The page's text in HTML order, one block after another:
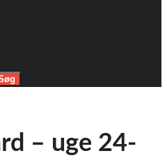
– uge 24-